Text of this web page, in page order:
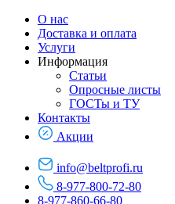
О нас
Доставка и оплата
Услуги
Информация
Статьи
Опросные листы
ГОСТы и ТУ
Контакты
Акции
info@beltprofi.ru
8-977-800-72-80
8-977-860-66-80